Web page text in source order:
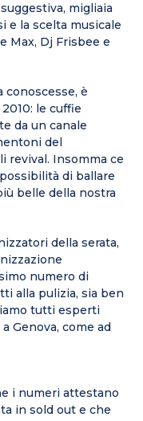
migliaia
e la scelta musicale
Max, Dj Frisbee e
conoscesse, è
le cuffie
da un canale
del
revival. Insomma ce
di ballare
belle della nostra
della serata,
numero di
alla pulizia, sia ben
tutti esperti
Genova, come ad
i numeri attestano
in sold out e che